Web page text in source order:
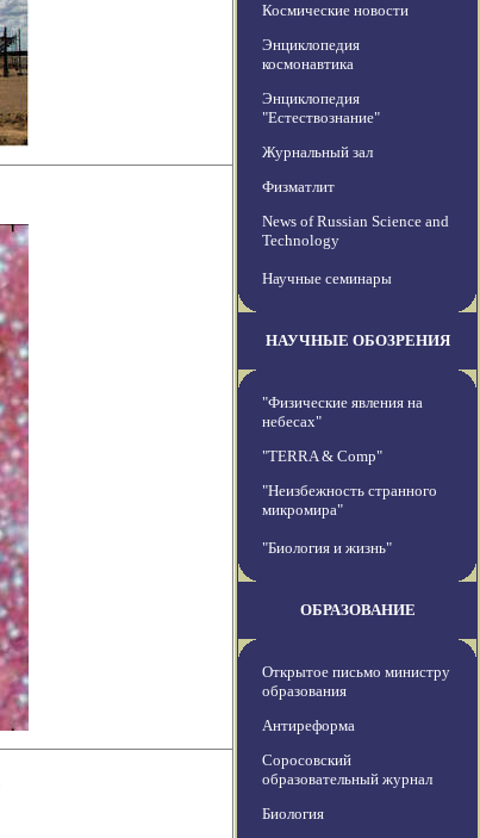
Космические новости
Энциклопедия
космонавтика
Энциклопедия
"Естествознание"
Журнальный зал
Физматлит
News of Russian Science and
Technology
Научные семинары
НАУЧНЫЕ ОБОЗРЕНИЯ
"Физические явления на
небесах"
"TERRA & Comp"
"Неизбежность странного
микромира"
"Биология и жизнь"
ОБРАЗОВАНИЕ
Открытое письмо министру
образования
Антиреформа
Соросовский
образовательный журнал
Биология